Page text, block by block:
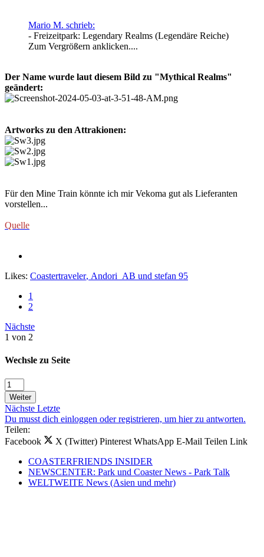
Mario M. schrieb:
- Freizeitpark: Legendary Realms (Legendäre Reiche)
Zum Vergrößern anklicken....
Der Name wurde laut diesem Bild zu "Mythical Realms"
geändert:
Artworks zu den Attrakionen:
Für den Mine Train könnte ich mir Vekoma gut als Lieferanten
vorstellen...
Quelle
Likes: Coastertraveler, Andori_AB und stefan 95
1
2
Nächste
1 von 2
Wechsle zu Seite
Weiter
Nächste Letzte
Du musst dich einloggen oder registrieren, um hier zu antworten.
Teilen:
Facebook
X (Twitter) Pinterest WhatsApp E-Mail Teilen Link
COASTERFRIENDS INSIDER
NEWSCENTER: Park und Coaster News - Park Talk
WELTWEITE News (Asien und mehr)